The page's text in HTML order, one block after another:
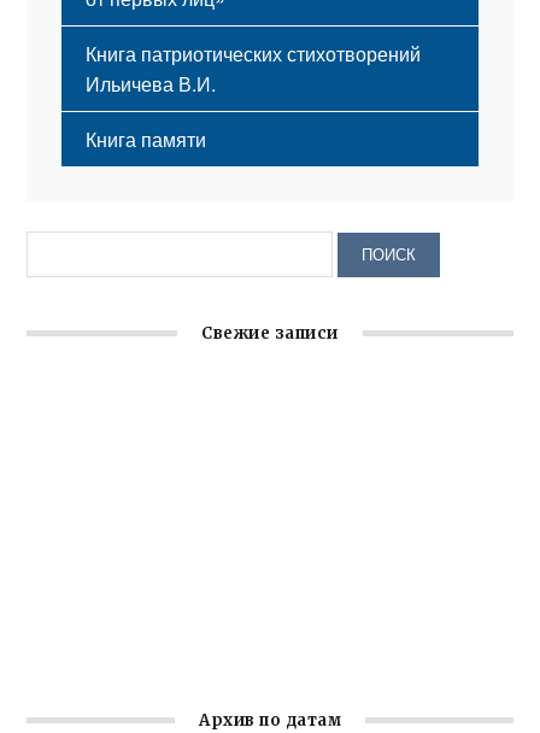
Книга патриотических стихотворений
Ильичева В.И.
Книга памяти
Свежие записи
Архив по датам